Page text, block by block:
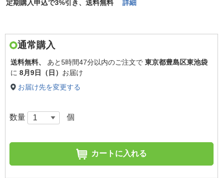
定期購入申込で3%引き、送料無料 詳細
通常購入
送料無料、 あと5時間47分以内のご注文で 東京都豊島区東池袋
に 8月9日（日） お届け
お届け先を変更する
数量 個
カートに入れる